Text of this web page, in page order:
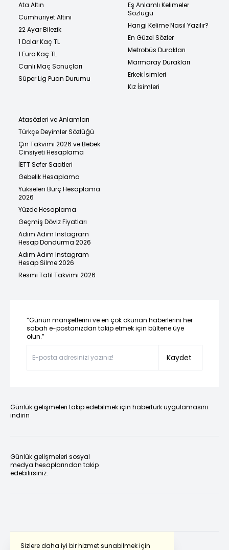
Sizlere daha iyi bir hizmet sunabilmek için
Ata Altın
Cumhuriyet Altını
22 Ayar Bilezik
1 Dolar Kaç TL
1 Euro Kaç TL
Canlı Maç Sonuçları
Süper Lig Puan Durumu
Eş Anlamlı Kelimeler
Sözlüğü
Hangi Kelime Nasıl Yazılır?
En Güzel Sözler
Metrobüs Durakları
Marmaray Durakları
Erkek İsimleri
Kız İsimleri
Atasözleri ve Anlamları
Türkçe Deyimler Sözlüğü
Çin Takvimi 2026 ve Bebek
Cinsiyeti Hesaplama
İETT Sefer Saatleri
Gebelik Hesaplama
Yükselen Burç Hesaplama
2026
Yüzde Hesaplama
Geçmiş Döviz Fiyatları
Adım Adım Instagram
Hesap Dondurma 2026
Adım Adım Instagram
Hesap Silme 2026
Resmi Tatil Takvimi 2026
“Günün manşetlerini ve en çok okunan haberlerini her
sabah e-postanızdan takip etmek için bültene üye
olun.”
Kaydet
Günlük gelişmeleri takip edebilmek için habertürk uygulamasını
indirin
Günlük gelişmeleri sosyal
medya hesaplarından takip
edebilirsiniz.